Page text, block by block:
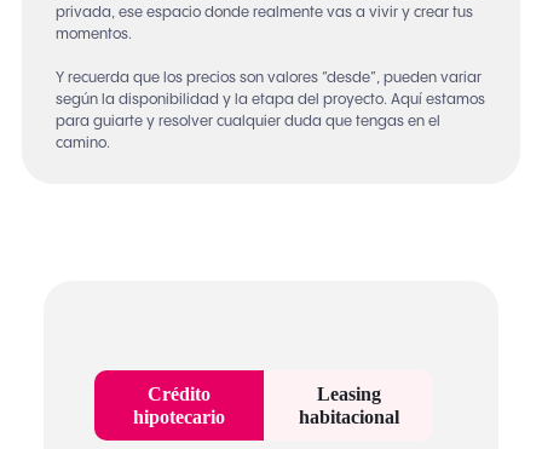
privada, ese espacio donde realmente vas a vivir y crear tus
momentos.
Y recuerda que los precios son valores “desde”, pueden variar
según la disponibilidad y la etapa del proyecto. Aquí estamos
para guiarte y resolver cualquier duda que tengas en el
camino.
Crédito
hipotecario
Leasing
habitacional